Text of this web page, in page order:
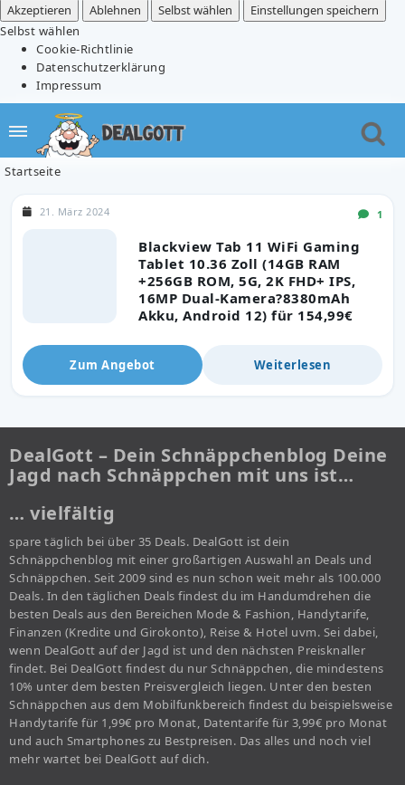
Akzeptieren
Ablehnen Selbst wählen
Einstellungen speichern
Selbst wählen
Cookie-Richtlinie
Datenschutzerklärung
Impressum
Startseite
Blackview Tab 11 WiFi Gaming
Tablet 10.36 Zoll (14GB RAM
+256GB ROM, 5G, 2K FHD+ IPS,
16MP Dual-Kamera?8380mAh
Akku, Android 12) für 154,99€
21. März 2024 1
Zum Angebot Weiterlesen
DealGott – Dein Schnäppchenblog Deine
Jagd nach Schnäppchen mit uns ist…
… vielfältig
spare täglich bei über 35 Deals. DealGott ist dein
Schnäppchenblog mit einer großartigen Auswahl an Deals und
Schnäppchen. Seit 2009 sind es nun schon weit mehr als 100.000
Deals. In den täglichen Deals findest du im Handumdrehen die
besten Deals aus den Bereichen Mode & Fashion, Handytarife,
Finanzen (Kredite und Girokonto), Reise & Hotel uvm. Sei dabei,
wenn DealGott auf der Jagd ist und den nächsten Preisknaller
findet. Bei DealGott findest du nur Schnäppchen, die mindestens
10% unter dem besten Preisvergleich liegen. Unter den besten
Schnäppchen aus dem Mobilfunkbereich findest du beispielsweise
Handytarife für 1,99€ pro Monat, Datentarife für 3,99€ pro Monat
und auch Smartphones zu Bestpreisen. Das alles und noch viel
mehr wartet bei DealGott auf dich.